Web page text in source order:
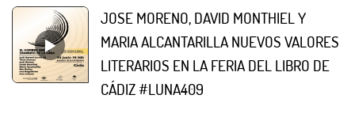
JOSE MORENO, DAVID MONTHIEL Y
MARIA ALCANTARILLA NUEVOS VALORES
LITERARIOS EN LA FERIA DEL LIBRO DE
CÁDIZ #LUNA409